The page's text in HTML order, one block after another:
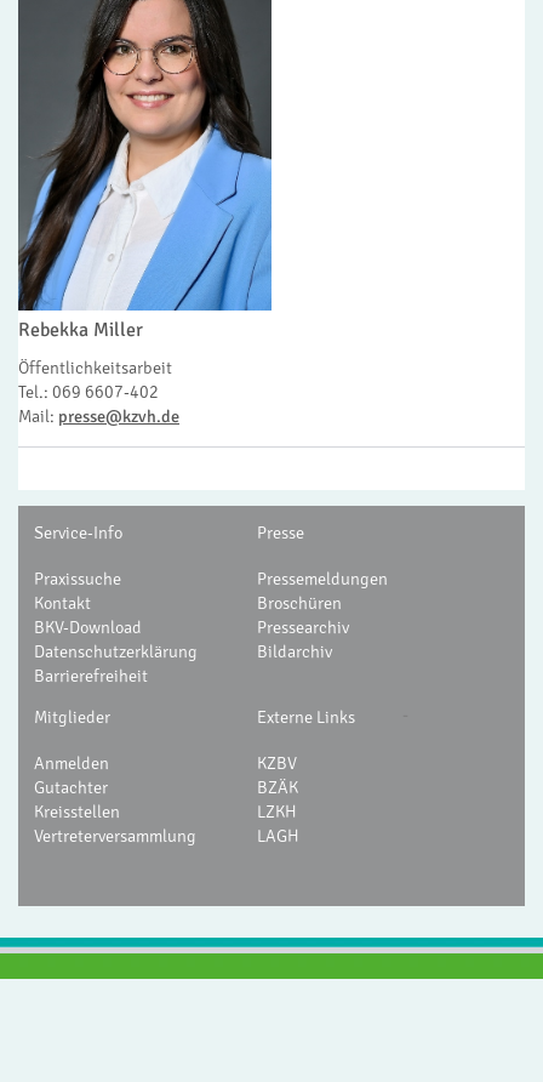
Rebekka Miller
Öffentlichkeitsarbeit
Tel.: 069 6607-402
Mail: presse@kzvh.de
Service-Info
Praxissuche
Kontakt
BKV-Download
Datenschutzerklärung
Barrierefreiheit
Presse
Pressemeldungen
Broschüren
Pressearchiv
Bildarchiv
Mitglieder
Anmelden
Gutachter
Kreisstellen
Vertreterversammlung
Externe Links
KZBV
BZÄK
LZKH
LAGH